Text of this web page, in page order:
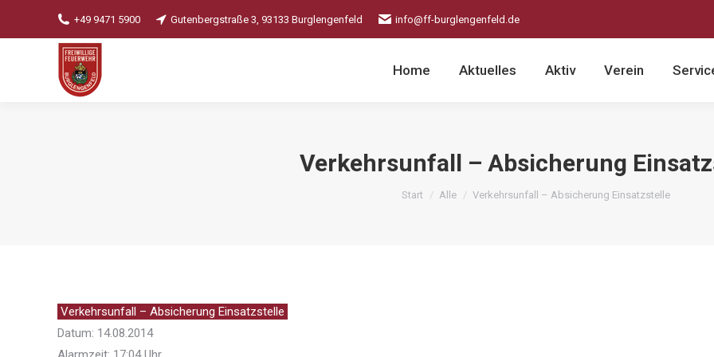
+49 9471 5900 Gutenbergstraße 3, 93133 Burglengenfeld info@ff-burglengenfeld.de
Home Aktuelles Aktiv Verein
Verkehrsunfall – Absicherung
Sie befinden sich hier:
Start Alle Verkehrsunfall – Absicherung Einsatzstelle
Verkehrsunfall – Absicherung Einsatzstelle
Datum: 14.08.2014